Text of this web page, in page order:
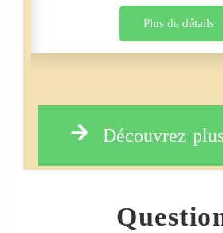
Plus de détails
Découvrez